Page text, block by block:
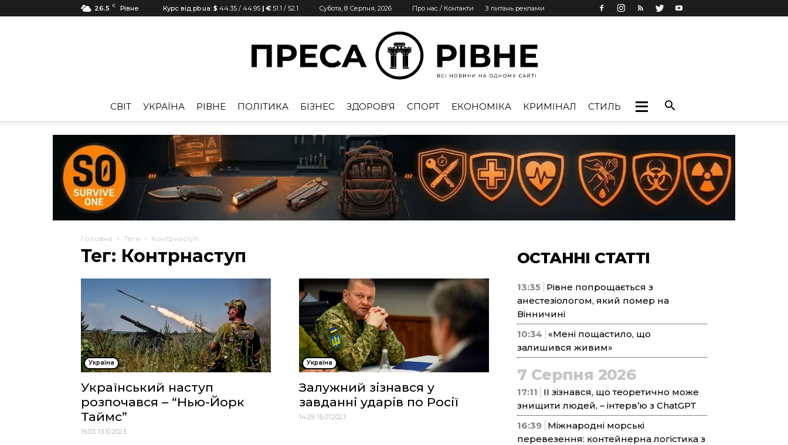
26.5 C Рівне Курс від pb.ua: $ 44.35 / 44.95 | € 51.1 / 52.1 Субота, 8 Серпня, 2026 Про нас / Контакти З питань реклами
Рівне
CВІТ УКРАЇНА РІВНЕ ПОЛІТИКА БІЗНЕС ЗДОРОВ'Я СПОРТ ЕКОНОМІКА КРИМІНАЛ СТИЛЬ
Головна Теги Контрнаступ
Тег: Контрнаступ
Україна
Український наступ
розпочався – “Нью-Йорк
Таймс”
15:03, 13.10.2023
Україна
Залужний зізнався у
завданні ударів по Росії
14:29, 15.07.2023
ОСТАННІ СТАТТІ
13:35 Рівне попрощається з
анестезіологом, який помер на
Вінничині
10:34
«Мені пощастило, що
залишився живим»
7 Серпня 2026
17:11
ІІ зізнався, що теоретично може
знищити людей, – інтерв’ю з ChatGPT
16:39 Міжнародні морські
перевезення: контейнерна логістика з